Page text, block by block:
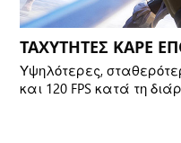
ΤΑΧΥΤΗΤΕΣ ΚΑΡΕ
Υψηλότερες,
και 120 FPS κατά τη